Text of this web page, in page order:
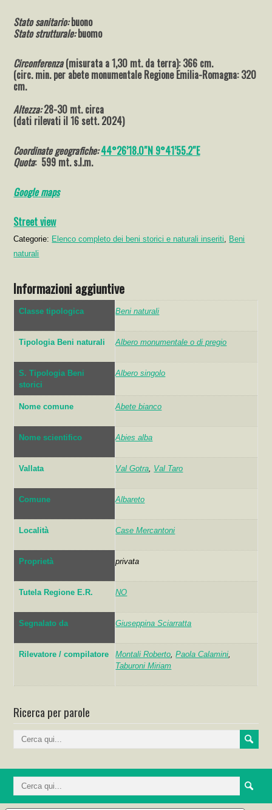
Stato sanitario:buono
Stato strutturale:buomo
Circonferenza(misurata a 1,30 mt. da terra): 366 cm.
(circ. min. per abete monumentale Regione Emilia-Romagna: 320
cm.
Altezza:28-30 mt. circa
(dati rilevati il 16 sett. 2024)
Coordinate geografiche:44°26’18.0″N 9°41’55.2″E
Quota: 599 mt. s.l.m.
Googlemaps
Street view
Categorie: Elenco completo dei beni storici e naturali inseriti
Beni
naturali
Informazioni aggiuntive
Classe tipologica Beni naturali
Tipologia Beni naturali Albero monumentale o di pregio
S. Tipologia Beni
storici
Albero singolo
Nome comune Abete bianco
Nome scientifico Abies alba
Vallata Val Gotra Val Taro
Comune Albareto
Località Case Mercantoni
Proprietà privata
Tutela Regione E.R. NO
Segnalato da Giuseppina Sciarratta
Rilevatore / compilatore Montali Roberto ,Paola Calamini
Taburoni Miriam
Ricerca per parole